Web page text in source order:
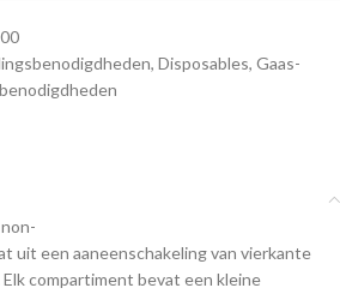
, Disposables, Gaas-
uit een aaneenschakeling van vierkante
compartiment bevat een kleine